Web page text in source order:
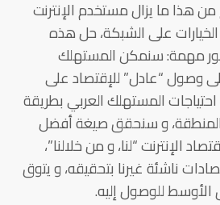
من هذا ما يزال مستخدم الإنترنت
على الشبكة، حل هذه
سيحقق 3 أمور مهمة: سنمكن المستهلك
وصول “عادل” للإقتصاد على
المستهلك العربي بطريقة
المنطقة، و سنحقق صيغة أفضل
الإنترنت “لنا، و من خلالنا”،
ناشئة غيرنا بتحقيقه، و يتوق
الأوسط للوصول إليه.